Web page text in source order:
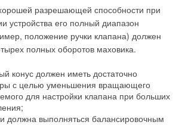
разрешающей способности при
устройства его полный диапазон
положение ручки клапана) должен
полных оборотов маховика.
конус должен иметь достаточно
с целью уменьшения вращающего
для настройки клапана при больших
должна выполняться балансировочным
в своем классе
2013
форма тепла
2008
конвекторы без проблем в эксплуатации
2006
2006
как воплощение дизайнерского
2005